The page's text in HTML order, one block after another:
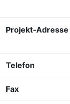
Projekt‑Adresse
Telefon
Fax